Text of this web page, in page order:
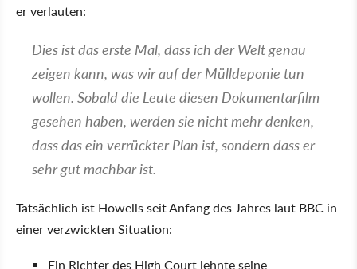
er verlauten:
Dies ist das erste Mal, dass ich der Welt genau
zeigen kann, was wir auf der Mülldeponie tun
wollen. Sobald die Leute diesen Dokumentarfilm
gesehen haben, werden sie nicht mehr denken,
dass das ein verrückter Plan ist, sondern dass er
sehr gut machbar ist.
Tatsächlich ist Howells seit Anfang des Jahres laut BBC in
einer verzwickten Situation:
Ein Richter des High Court lehnte seine